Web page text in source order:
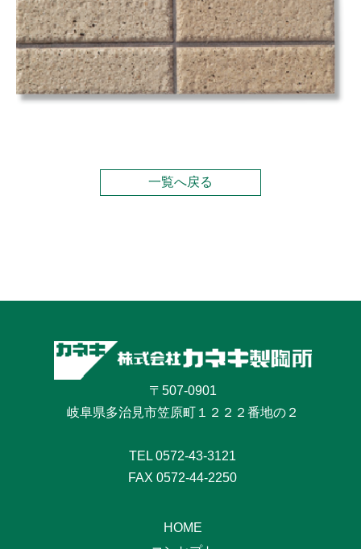
一覧へ戻る
〒507-0901
岐阜県多治見市笠原町１２２２番地の２
TEL 0572-43-3121
FAX 0572-44-2250
HOME